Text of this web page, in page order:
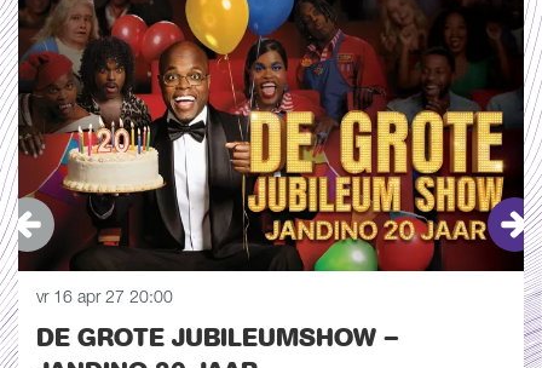
DE GROTE JUBILEUMSHOW –
vr 16 apr 27 20:00